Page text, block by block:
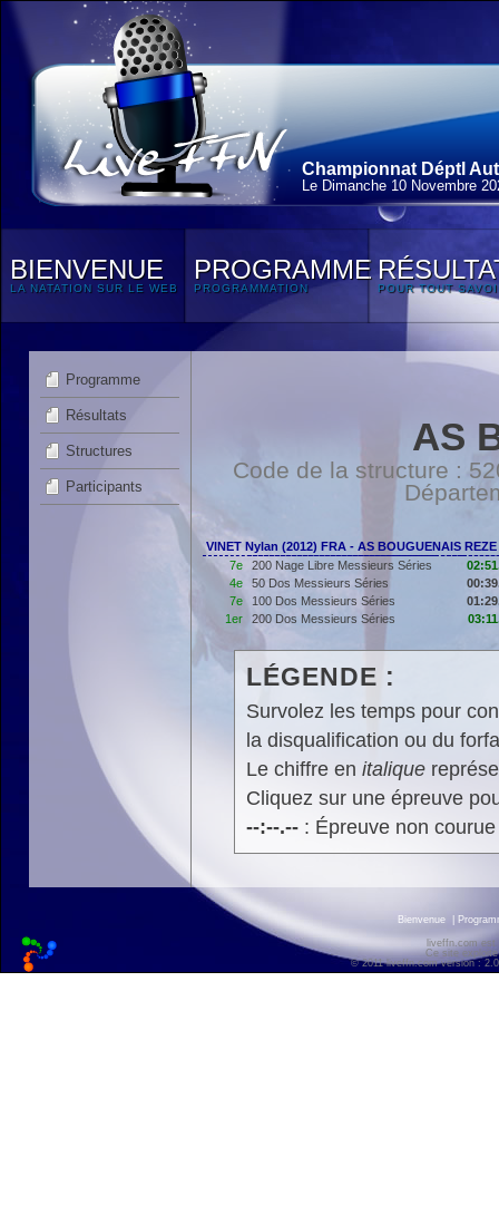
Championnat Déptl
Le Dimanche 10 Novembre
BIENVENUE
LA NATATION SUR LE WEB
PROGRAMME
PROGRAMMATION POUR TOUT
Programme
Résultats
Structures
Participants
AS
Code de la structure :
VINET Nylan (2012) FRA - AS BOUGUENAIS REZE
7e
200 Nage Libre Messieurs Séries
4e
50 Dos Messieurs Séries
7e
100 Dos Messieurs Séries
1er
200 Dos Messieurs Séries
LÉGENDE :
Survolez les temps pour
la disqualification ou du
Le chiffre en italique
Cliquez sur une épreuve
--:--.--: Épreuve non
Bienvenue
liveffn.com est
Ce site
© 2011 liveffn.com version :